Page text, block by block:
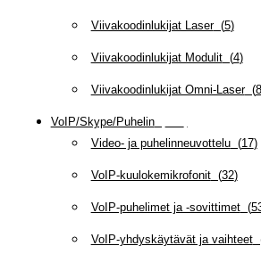
Viivakoodinlukijat Laser(5)
Viivakoodinlukijat Modulit(4)
Viivakoodinlukijat Omni-Laser(8
VoIP/Skype/Puhelin(
Video- ja puhelinneuvottelu(17)
VoIP-kuulokemikrofonit(32)
VoIP-puhelimet ja -sovittimet(
VoIP-yhdyskäytävät ja vaihteet